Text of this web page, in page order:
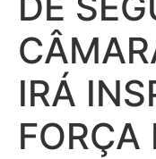
IRÁ
FORÇA